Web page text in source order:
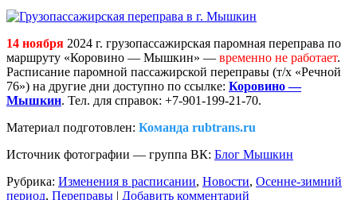
14 ноября 2024 г. грузопассажирская паромная переправа по
маршруту «Коровино — Мышкин» — временно не работает.
Расписание паромной пассажирской переправы (т/х «Речной
76») на другие дни доступно по ссылке: Коровино —
Мышкин. Тел. для справок: +7-901-199-21-70.
Материал подготовлен: Команда rubtrans.ru
Источник фотографии — группа ВК: Блог Мышкин
Рубрика: Изменения в расписании, Новости, Осенне-зимний
период, Переправы | Добавить комментарий